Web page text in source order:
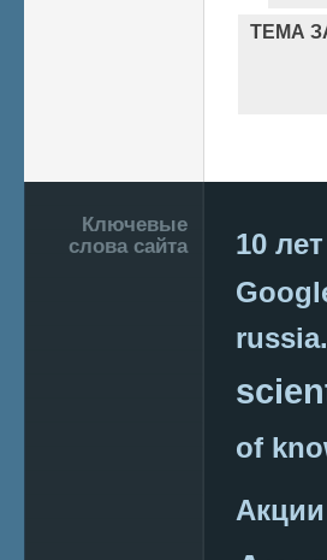
ТЕМА
Подвал
Ключевые
слова сайта
10
of
Акции